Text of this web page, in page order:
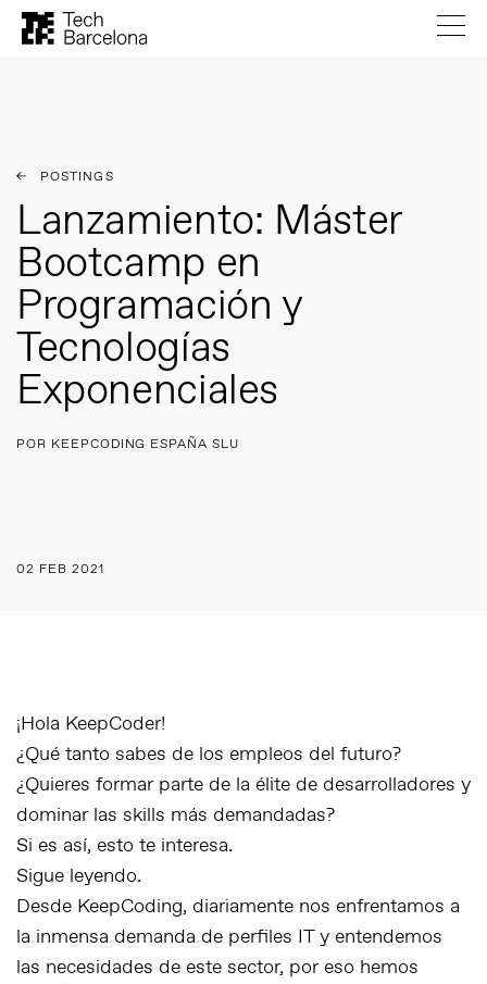
POSTINGS
Lanzamiento: Máster
Bootcamp en
Programación y
Tecnologías
Exponenciales
POR KEEPCODING ESPAÑA SLU
02 FEB 2021
¡Hola KeepCoder!
¿Qué tanto sabes de los empleos del futuro?
¿Quieres formar parte de la élite de desarrolladores y
dominar las skills más demandadas?
Si es así, esto te interesa.
Sigue leyendo.
Desde KeepCoding, diariamente nos enfrentamos a
la inmensa demanda de perfiles IT y entendemos
las necesidades de este sector, por eso hemos